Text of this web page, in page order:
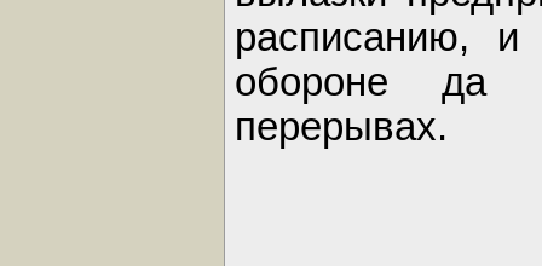
расписанию, и
обороне да
перерывах.